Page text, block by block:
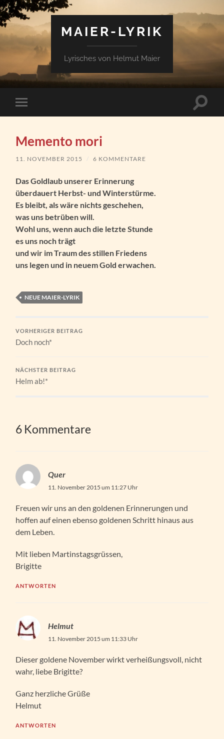
MAIER-LYRIK
Lyrisches von Helmut Maier
Mobile-
Menü
Memento mori
11. NOVEMBER 2015 / 6 KOMMENTARE
Das Goldlaub unserer Erinnerung
überdauert Herbst- und Winterstürme.
Es bleibt, als wäre nichts geschehen,
was uns betrüben will.
Wohl uns, wenn auch die letzte Stunde
es uns noch trägt
und wir im Traum des stillen Friedens
uns legen und in neuem Gold erwachen.
NEUE MAIER-LYRIK
VORHERIGER BEITRAG
Doch noch*
NÄCHSTER BEITRAG
Helm ab!*
6 Kommentare
Quer
11. November 2015 um 11:27 Uhr
Freuen wir uns an den goldenen Erinnerungen und
hoffen auf einen ebenso goldenen Schritt hinaus aus
dem Leben.
Mit lieben Martinstagsgrüssen,
Brigitte
ANTWORTEN
Helmut
11. November 2015 um 11:33 Uhr
Dieser goldene November wirkt verheißungsvoll, nicht
wahr, liebe Brigitte?
Ganz herzliche Grüße
Helmut
ANTWORTEN